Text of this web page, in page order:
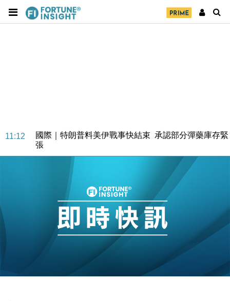
11:12
國際｜特朗普料美伊戰事快結束 承認部分彈藥庫存緊
張
財經｜SA售股自救後再出手 斥4億美元押注未上市公
財經｜精星香港夥菜鳥拓全球智慧倉儲市場 加快海外
地產｜大酒店中期轉賺2300萬元 斥21億翻新香港及
東京半島
13:12
國際｜特朗普赴洛杉磯高球場活動前 男子攜槍彈被捕
財經｜香港7月PMI回落至51 企業擴張放慢兼縮減人